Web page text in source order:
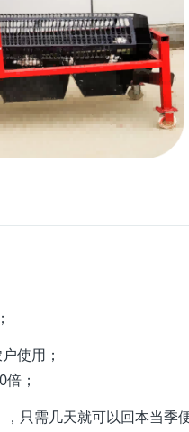
使用；
；
只需几天就可以回本当季便